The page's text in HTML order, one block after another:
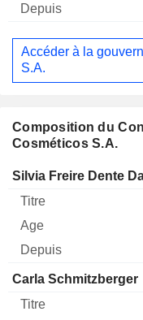
Accéder à la
S.A.
Composition du
Cosméticos S.A.
Administrateur Titre
Silvia Freire Dente
Carla Schmitzberger